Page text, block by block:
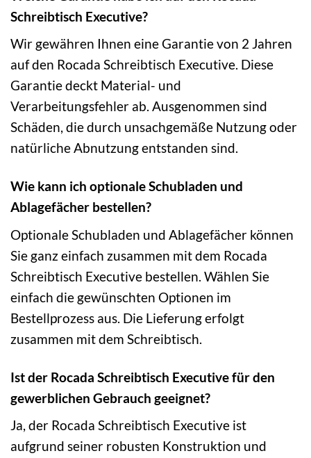
Schreibtisch Executive?
Wir gewähren Ihnen eine Garantie von 2 Jahren
auf den Rocada Schreibtisch Executive. Diese
Garantie deckt Material- und
Verarbeitungsfehler ab. Ausgenommen sind
Schäden, die durch unsachgemäße Nutzung oder
natürliche Abnutzung entstanden sind.
Wie kann ich optionale Schubladen und
Ablagefächer bestellen?
Optionale Schubladen und Ablagefächer können
Sie ganz einfach zusammen mit dem Rocada
Schreibtisch Executive bestellen. Wählen Sie
einfach die gewünschten Optionen im
Bestellprozess aus. Die Lieferung erfolgt
zusammen mit dem Schreibtisch.
Ist der Rocada Schreibtisch Executive für den
gewerblichen Gebrauch geeignet?
Ja, der Rocada Schreibtisch Executive ist
aufgrund seiner robusten Konstruktion und